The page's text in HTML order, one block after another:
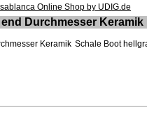
Durchmesser Keramik
Schale Boot